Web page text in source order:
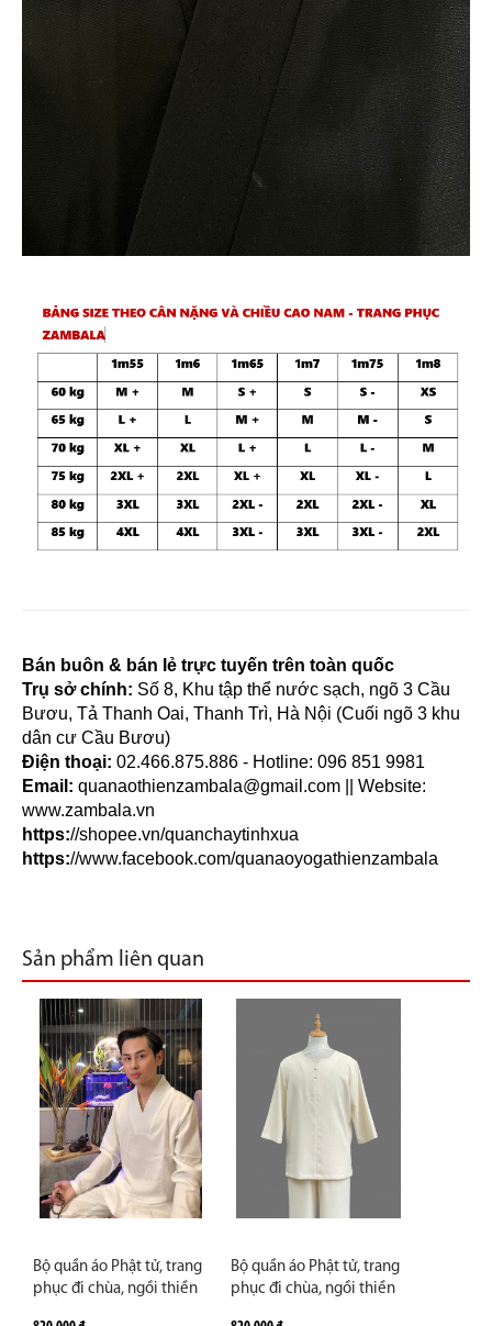
Bán buôn & bán lẻ trực tuyến trên toàn quốc
Trụ sở chính: Số 8, Khu tập thể nước sạch, ngõ 3 Cầu
Bươu, Tả Thanh Oai, Thanh Trì, Hà Nội (Cuối ngõ 3 khu
dân cư Cầu Bươu)
Điện thoại: 02.466.875.886 - Hotline: 096 851 9981
Email: quanaothienzambala@gmail.com || Website:
www.zambala.vn
https://shopee.vn/quanchaytinhxua
https://www.facebook.com/quanaoyogathienzambala
Sản phẩm liên quan
Bộ quần áo Phật tử, trang
phục đi chùa, ngồi thiền
Bộ quần áo Phật tử, trang
phục đi chùa, ngồi thiền